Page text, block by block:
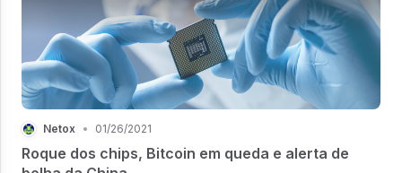
Netox • 01/26/2021
Roque dos chips, Bitcoin em queda e alerta de